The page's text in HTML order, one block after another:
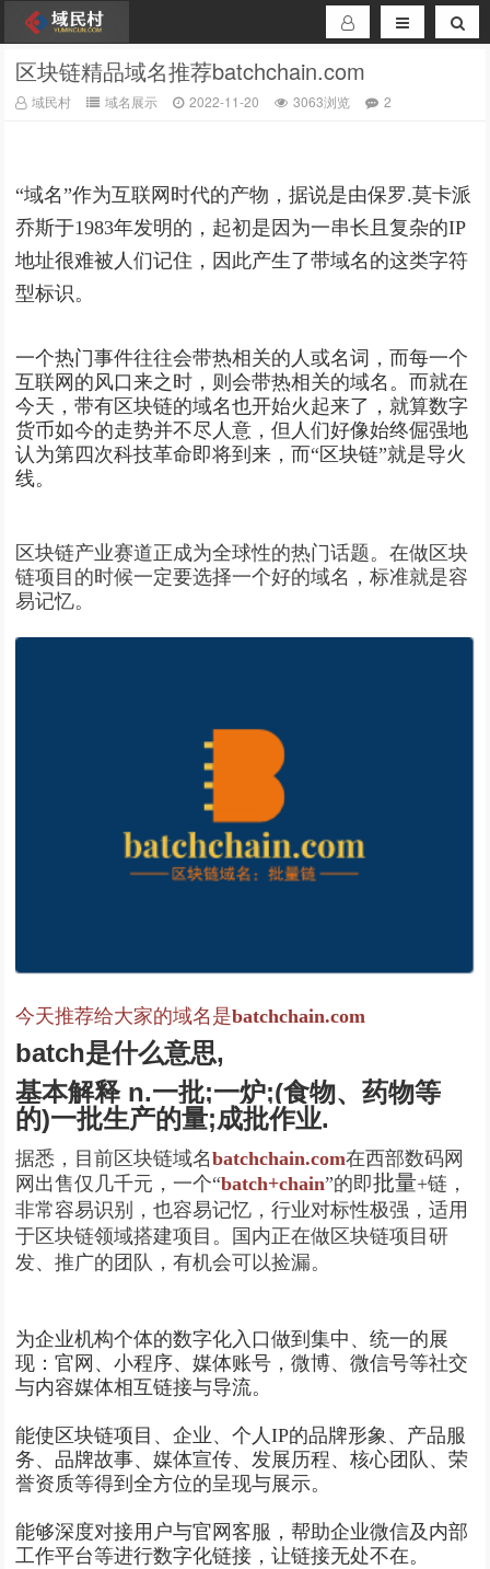
区块链精品域名推荐batchchain.com
域民村 域名展示 2022-11-20 3063浏览 2
“域名”作为互联网时代的产物，据说是由保罗.莫卡派
乔斯于1983年发明的，起初是因为一串长且复杂的IP
地址很难被人们记住，因此产生了带域名的这类字符
型标识。
一个热门事件往往会带热相关的人或名词，而每一个
互联网的风口来之时，则会带热相关的域名。而就在
今天，带有区块链的域名也开始火起来了，就算数字
货币如今的走势并不尽人意，但人们好像始终倔强地
认为第四次科技革命即将到来，而“区块链”就是导火
线。
区块链产业赛道正成为全球性的热门话题。在做区块
链项目的时候一定要选择一个好的域名，标准就是容
易记忆。
今天推荐给大家的域名是batchchain.com
batch是什么意思,
基本解释 n.一批;一炉;(食物、药物等
的)一批生产的量;成批作业.
据悉，目前区块链域名batchchain.com在西部数码网
网出售仅几千元，一个“batch+chain”的即批量+链，
非常容易识别，也容易记忆，行业对标性极强，适用
于区块链领域搭建项目。国内正在做区块链项目研
发、推广的团队，有机会可以捡漏。
为企业机构个体的数字化入口做到集中、统一的展
现：官网、小程序、媒体账号，微博、微信号等社交
与内容媒体相互链接与导流。
能使区块链项目、企业、个人IP的品牌形象、产品服
务、品牌故事、媒体宣传、发展历程、核心团队、荣
誉资质等得到全方位的呈现与展示。
能够深度对接用户与官网客服，帮助企业微信及内部
工作平台等进行数字化链接，让链接无处不在。